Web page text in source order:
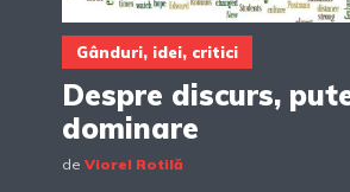
Gânduri, idei, critici
Despre discurs,
dominare
de Viorel Rotilă